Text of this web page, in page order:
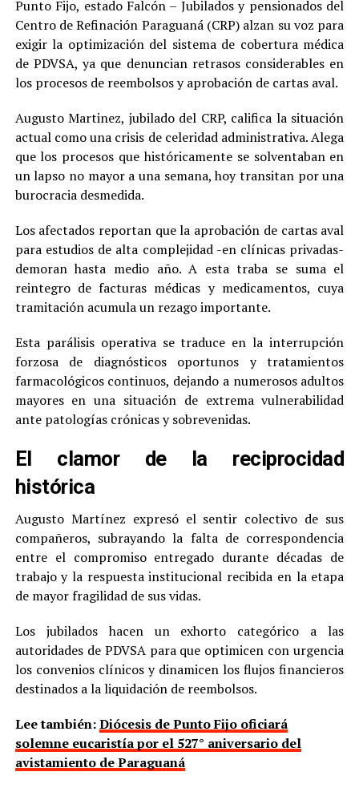
Punto Fijo, estado Falcón – Jubilados y pensionados del
Centro de Refinación Paraguaná (CRP) alzan su voz para
exigir la optimización del sistema de cobertura médica
de PDVSA, ya que denuncian retrasos considerables en
los procesos de reembolsos y aprobación de cartas aval.
Augusto Martinez, jubilado del CRP, califica la situación
actual como una crisis de celeridad administrativa. Alega
que los procesos que históricamente se solventaban en
un lapso no mayor a una semana, hoy transitan por una
burocracia desmedida.
Los afectados reportan que la aprobación de cartas aval
para estudios de alta complejidad -en clínicas privadas-
demoran hasta medio año. A esta traba se suma el
reintegro de facturas médicas y medicamentos, cuya
tramitación acumula un rezago importante.
Esta parálisis operativa se traduce en la interrupción
forzosa de diagnósticos oportunos y tratamientos
farmacológicos continuos, dejando a numerosos adultos
mayores en una situación de extrema vulnerabilidad
ante patologías crónicas y sobrevenidas.
El clamor de la reciprocidad
histórica
Augusto Martínez expresó el sentir colectivo de sus
compañeros, subrayando la falta de correspondencia
entre el compromiso entregado durante décadas de
trabajo y la respuesta institucional recibida en la etapa
de mayor fragilidad de sus vidas.
Los jubilados hacen un exhorto categórico a las
autoridades de PDVSA para que optimicen con urgencia
los convenios clínicos y dinamicen los flujos financieros
destinados a la liquidación de reembolsos.
Lee también:Diócesis de Punto Fijo oficiará
solemne eucaristía por el 527° aniversario del
avistamiento de Paraguaná